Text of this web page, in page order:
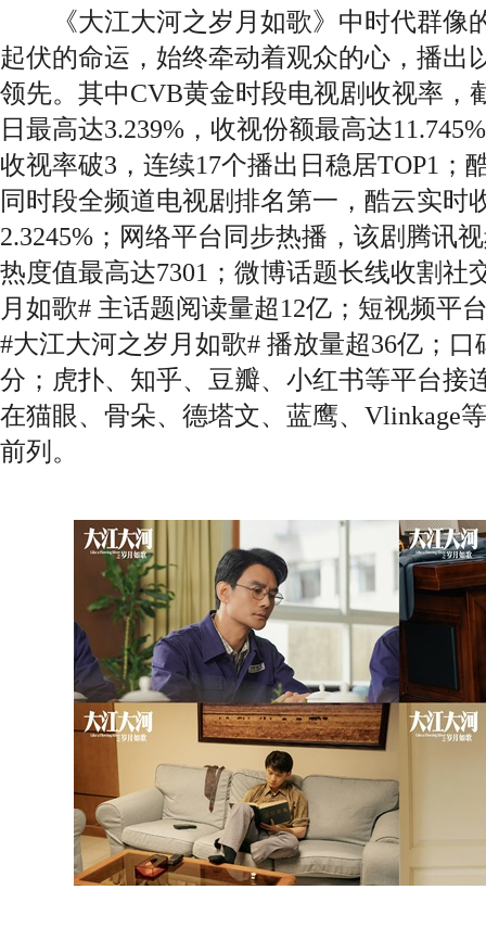
《大江大河之岁月如歌》中时代群像
起伏的命运，始终牵动着观众的心，播出
领先。其中CVB黄金时段电视剧收视率，
日最高达3.239%，收视份额最高达
收视率破3，连续17个播出日稳居TOP1；
同时段全频道电视剧排名第一，酷云实时
2.3245%；网络平台同步热播，该剧腾讯
热度值最高达7301；微博话题长线收割社
月如歌# 主话题阅读量超12亿；短视频平
#大江大河之岁月如歌# 播放量超36亿；口
分；虎扑、知乎、豆瓣、小红书等平台接
在猫眼、骨朵、德塔文、蓝鹰、Vlinkage
前列。